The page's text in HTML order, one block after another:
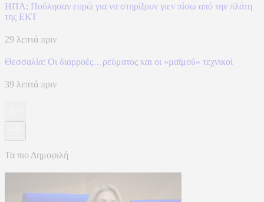
ΗΠΑ: Πούλησαν ευρώ για να στηρίξουν γιεν πίσω από την πλάτη
της ΕΚΤ
29 λεπτά πριν
Θεσσαλία: Οι διαρροές…ρεύματος και οι «μαϊμού» τεχνικοί
39 λεπτά πριν
Τα πιο Δημοφιλή